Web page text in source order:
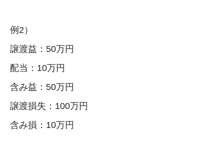
例2）
譲渡益：50万円
配当：10万円
含み益：50万円
譲渡損失：100万円
含み損：10万円